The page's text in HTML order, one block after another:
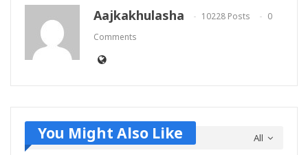
Aajkakhulasha 10228 Posts
0
Comments
All
You Might Also Like